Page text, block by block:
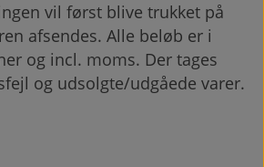
vil først blive trukket på
afsendes. Alle beløb er i
og incl. moms. Der tages
og udsolgte/udgåede varer.